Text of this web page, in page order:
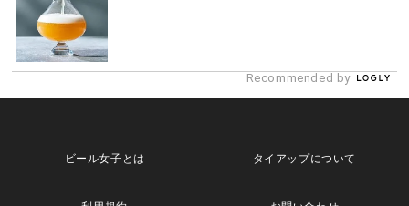
Recommended by
ビール女子とは タイアップについて